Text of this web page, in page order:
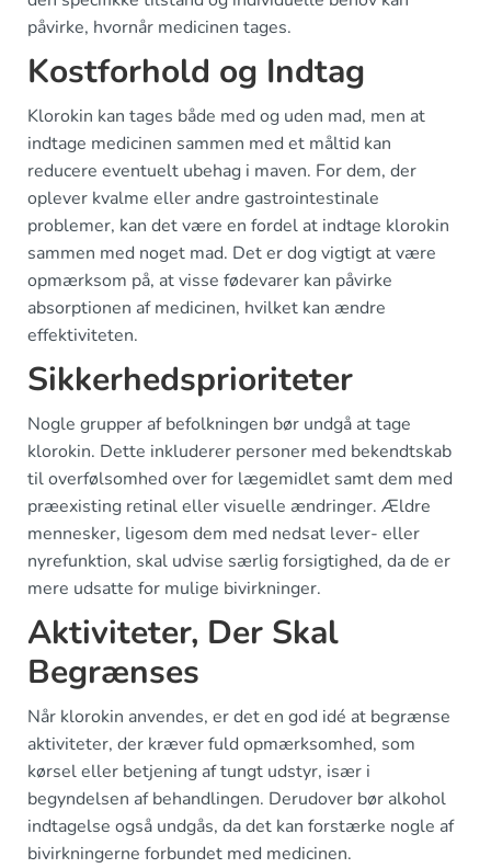
påvirke, hvornår medicinen tages.
Kostforhold og Indtag
Klorokin kan tages både med og uden mad, men at
indtage medicinen sammen med et måltid kan
reducere eventuelt ubehag i maven. For dem, der
oplever kvalme eller andre gastrointestinale
problemer, kan det være en fordel at indtage klorokin
sammen med noget mad. Det er dog vigtigt at være
opmærksom på, at visse fødevarer kan påvirke
absorptionen af medicinen, hvilket kan ændre
effektiviteten.
Sikkerhedsprioriteter
Nogle grupper af befolkningen bør undgå at tage
klorokin. Dette inkluderer personer med bekendtskab
til overfølsomhed over for lægemidlet samt dem med
præexisting retinal eller visuelle ændringer. Ældre
mennesker, ligesom dem med nedsat lever- eller
nyrefunktion, skal udvise særlig forsigtighed, da de er
mere udsatte for mulige bivirkninger.
Aktiviteter, Der Skal
Begrænses
Når klorokin anvendes, er det en god idé at begrænse
aktiviteter, der kræver fuld opmærksomhed, som
kørsel eller betjening af tungt udstyr, især i
begyndelsen af behandlingen. Derudover bør alkohol
indtagelse også undgås, da det kan forstærke nogle af
bivirkningerne forbundet med medicinen.